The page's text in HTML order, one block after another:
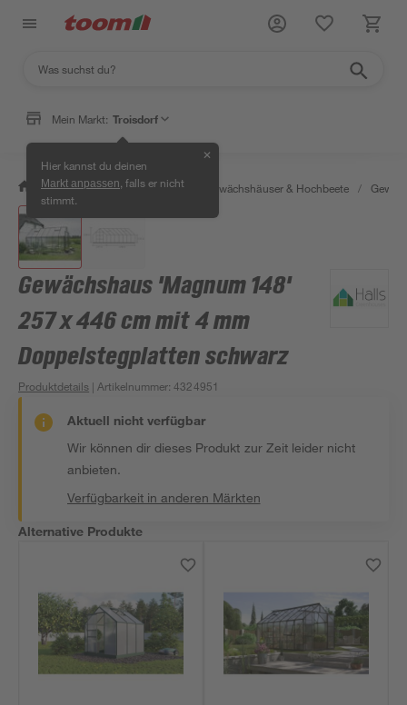
Mein Markt: Troisdorf
Hier kannst du deinen
Markt anpassen , falls er nicht
stimmt.
✕
/ Garten & Freizeit / Anzucht, Gewächshäuser & Hochbeete /
Gewächshaus 'Magnum 148'
257 x 446 cm mit 4 mm
Doppelstegplatten schwarz
Produktdetails | Artikelnummer:4324951
Aktuell nicht verfügbar
Wir können dir dieses Produkt zur Zeit leider nicht
anbieten.
Verfügbarkeit in anderen Märkten
Alternative Produkte